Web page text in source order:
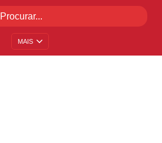
MAIS